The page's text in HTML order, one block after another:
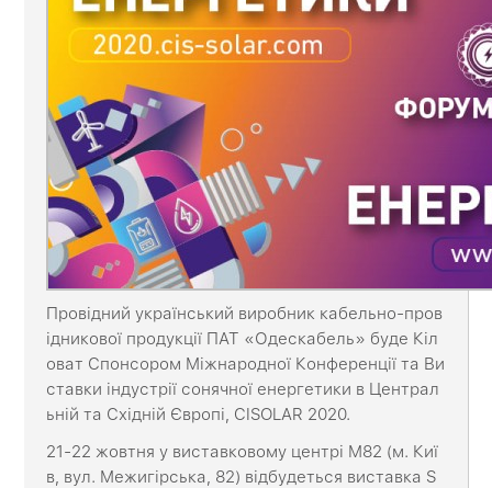
Провідний український виробник кабельно-пров
ідникової продукції ПАТ «Одескабель» буде Кіл
оват Спонсором Міжнародної Конференції та Ви
ставки індустрії сонячної енергетики в Централ
ьній та Східній Європі, CISOLAR 2020.
21-22 жовтня у виставковому центрі М82 (м. Киї
в, вул. Межигірська, 82) відбудеться виставка S